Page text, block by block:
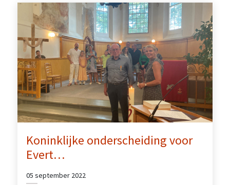
Koninklijke onderscheiding voor
Evert…
05 september 2022